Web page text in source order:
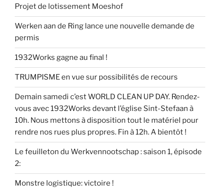
Projet de lotissement Moeshof
Werken aan de Ring lance une nouvelle demande de
permis
1932Works gagne au final !
TRUMPISME en vue sur possibilités de recours
Demain samedi c’est WORLD CLEAN UP DAY. Rendez-
vous avec 1932Works devant l’église Sint-Stefaan à
10h. Nous mettons à disposition tout le matériel pour
rendre nos rues plus propres. Fin à 12h. A bientôt !
Le feuilleton du Werkvennootschap : saison 1, épisode
2:
Monstre logistique: victoire !